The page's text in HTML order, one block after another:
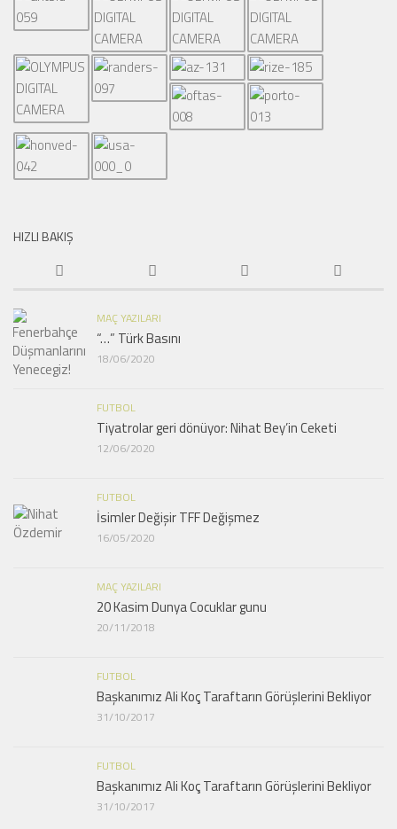
HIZLI BAKIŞ
MAÇ YAZILARI
“…” Türk Basını
18/06/2020
FUTBOL
Tiyatrolar geri dönüyor: Nihat Bey’in Ceketi
12/06/2020
FUTBOL
İsimler Değişir TFF Değişmez
16/05/2020
MAÇ YAZILARI
20 Kasim Dunya Cocuklar gunu
20/11/2018
FUTBOL
Başkanımız Ali Koç Taraftarın Görüşlerini Bekliyor
31/10/2017
FUTBOL
Başkanımız Ali Koç Taraftarın Görüşlerini Bekliyor
31/10/2017